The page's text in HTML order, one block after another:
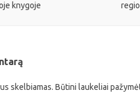
knygoje
skelbiamas. Būtini laukeliai